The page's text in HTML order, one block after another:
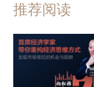
推荐阅读